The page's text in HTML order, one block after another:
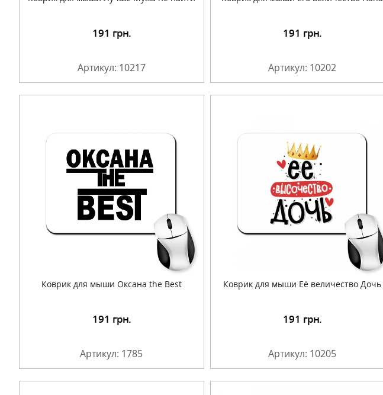
191 грн.
Артикул: 10217
Подробнее 191 грн.
Артикул: 10202
Подробнее
Коврик для мыши Оксана the Best
191 грн.
Артикул: 1785
Коврик для мыши Её величество Дочь
Подробнее 191 грн.
Артикул: 10205
Подробнее